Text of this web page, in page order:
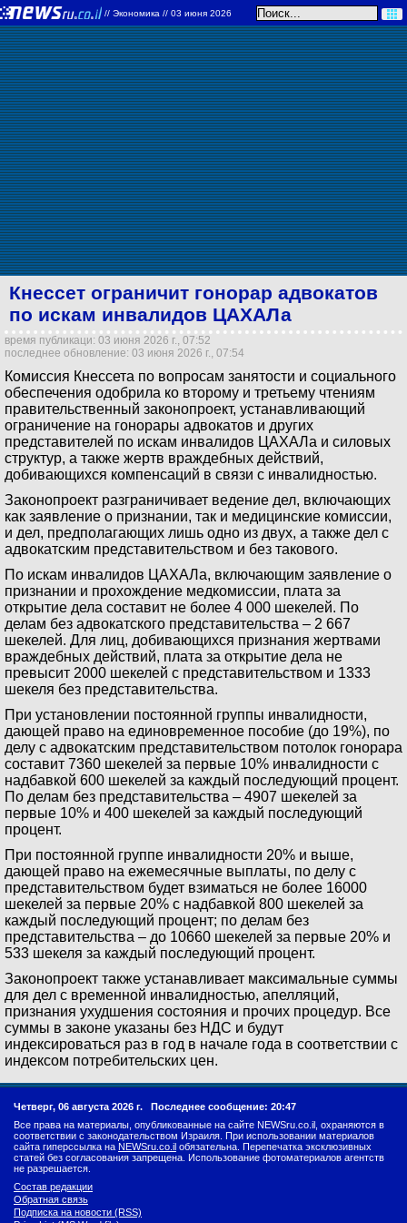
// Экономика // 03 июня 2026
Кнессет ограничит гонорар адвокатов
по искам инвалидов ЦАХАЛа
время публикаци: 03 июня 2026 г., 07:52
последнее обновление: 03 июня 2026 г., 07:54
Комиссия Кнессета по вопросам занятости и социального
обеспечения одобрила ко второму и третьему чтениям
правительственный законопроект, устанавливающий
ограничение на гонорары адвокатов и других
представителей по искам инвалидов ЦАХАЛа и силовых
структур, а также жертв враждебных действий,
добивающихся компенсаций в связи с инвалидностью.
Законопроект разграничивает ведение дел, включающих
как заявление о признании, так и медицинские комиссии,
и дел, предполагающих лишь одно из двух, а также дел с
адвокатским представительством и без такового.
По искам инвалидов ЦАХАЛа, включающим заявление о
признании и прохождение медкомиссии, плата за
открытие дела составит не более 4 000 шекелей. По
делам без адвокатского представительства – 2 667
шекелей. Для лиц, добивающихся признания жертвами
враждебных действий, плата за открытие дела не
превысит 2000 шекелей с представительством и 1333
шекеля без представительства.
При установлении постоянной группы инвалидности,
дающей право на единовременное пособие (до 19%), по
делу с адвокатским представительством потолок гонорара
составит 7360 шекелей за первые 10% инвалидности с
надбавкой 600 шекелей за каждый последующий процент.
По делам без представительства – 4907 шекелей за
первые 10% и 400 шекелей за каждый последующий
процент.
При постоянной группе инвалидности 20% и выше,
дающей право на ежемесячные выплаты, по делу с
представительством будет взиматься не более 16000
шекелей за первые 20% с надбавкой 800 шекелей за
каждый последующий процент; по делам без
представительства – до 10660 шекелей за первые 20% и
533 шекеля за каждый последующий процент.
Законопроект также устанавливает максимальные суммы
для дел с временной инвалидностью, апелляций,
признания ухудшения состояния и прочих процедур. Все
суммы в законе указаны без НДС и будут
индексироваться раз в год в начале года в соответствии с
индексом потребительских цен.
Четверг, 06 августа 2026 г. Последнее сообщение: 20:47
Все права на материалы, опубликованные на сайте NEWSru.co.il, охраняются в
соответствии с законодательством Израиля. При использовании материалов
сайта гиперссылка на NEWSru.co.il обязательна. Перепечатка эксклюзивных
статей без согласования запрещена. Использование фотоматериалов агентств
не разрешается.
Состав редакции
Обратная связь
Подписка на новости (RSS)